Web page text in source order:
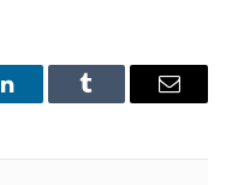
LinkedInTumblr Email